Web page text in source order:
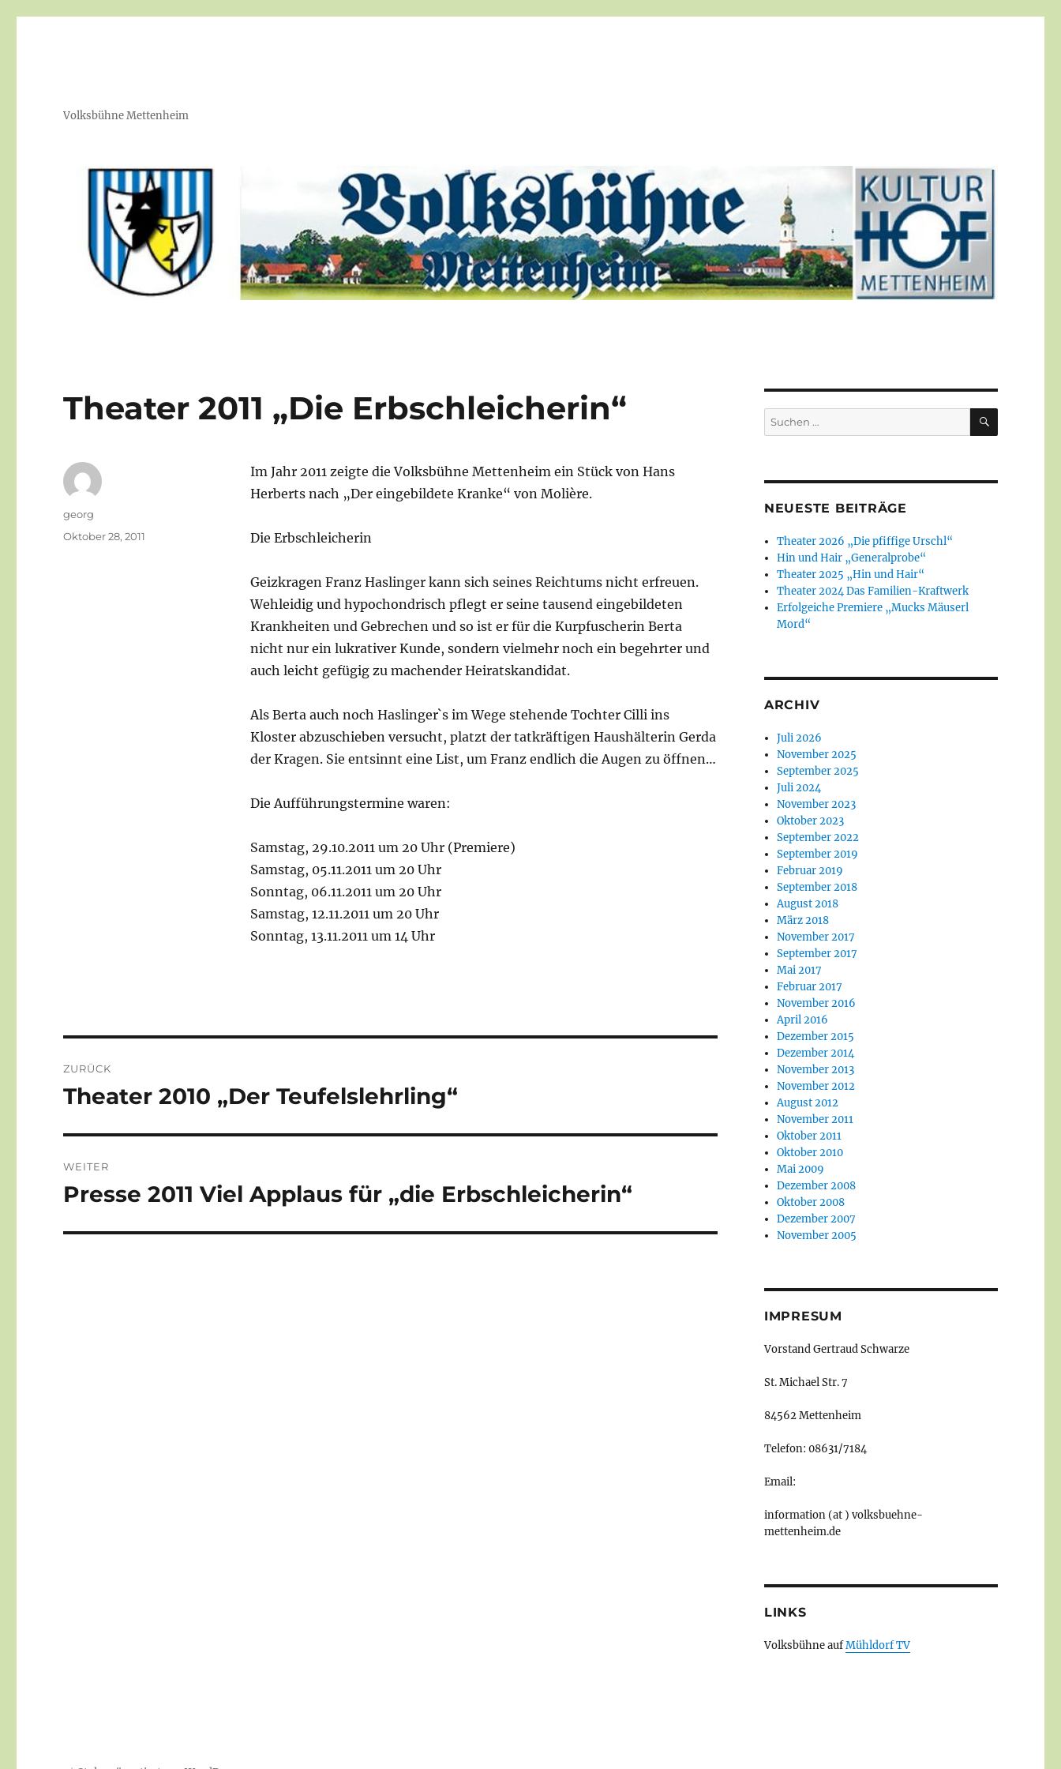
Volksbühne Mettenheim
Theater 2011 „Die Erbschleicherin“
Im Jahr 2011 zeigte die Volksbühne Mettenheim ein Stück von Hans
Herberts nach „Der eingebildete Kranke“ von Molière.
Die Erbschleicherin
Geizkragen Franz Haslinger kann sich seines Reichtums nicht erfreuen.
Wehleidig und hypochondrisch pflegt er seine tausend eingebildeten
Krankheiten und Gebrechen und so ist er für die Kurpfuscherin Berta
nicht nur ein lukrativer Kunde, sondern vielmehr noch ein begehrter und
auch leicht gefügig zu machender Heiratskandidat.
Als Berta auch noch Haslinger`s im Wege stehende Tochter Cilli ins
Kloster abzuschieben versucht, platzt der tatkräftigen Haushälterin Gerda
der Kragen. Sie entsinnt eine List, um Franz endlich die Augen zu öffnen…
Die Aufführungstermine waren:
Samstag, 29.10.2011 um 20 Uhr (Premiere)
Samstag, 05.11.2011 um 20 Uhr
Sonntag, 06.11.2011 um 20 Uhr
Samstag, 12.11.2011 um 20 Uhr
Sonntag, 13.11.2011 um 14 Uhr
Autor
georg
Veröffentlicht
Oktober 28, 2011
ZURÜCK
Vorheriger
Theater 2010 „Der Teufelslehrling“
WEITER
Nächster
Presse 2011 Viel Applaus für „die Erbschleicherin“
Suchen
nach:
SUCHEN
NEUESTE BEITRÄGE
Theater 2026 „Die pfiffige Urschl“
Hin und Hair „Generalprobe“
Theater 2025 „Hin und Hair“
Theater 2024 Das Familien-Kraftwerk
Erfolgeiche Premiere „Mucks Mäuserl
Mord“
ARCHIV
Juli 2026
November 2025
September 2025
Juli 2024
November 2023
Oktober 2023
September 2022
September 2019
Februar 2019
September 2018
August 2018
März 2018
November 2017
September 2017
Mai 2017
Februar 2017
November 2016
April 2016
Dezember 2015
Dezember 2014
November 2013
November 2012
August 2012
November 2011
Oktober 2011
Oktober 2010
Mai 2009
Dezember 2008
Oktober 2008
Dezember 2007
November 2005
IMPRESUM
Vorstand Gertraud Schwarze
St. Michael Str. 7
84562 Mettenheim
Telefon: 08631/7184
Email:
information (at ) volksbuehne-
mettenheim.de
LINKS
Volksbühne aufMühldorf TV